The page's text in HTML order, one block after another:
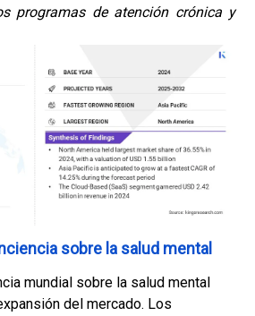
programas de atención crónica y
sobre la salud mental
mundial sobre la salud mental
del mercado. Los